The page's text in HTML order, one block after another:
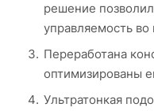
решение
управляемость
Переработана
оптимизированы
Ультратонкая